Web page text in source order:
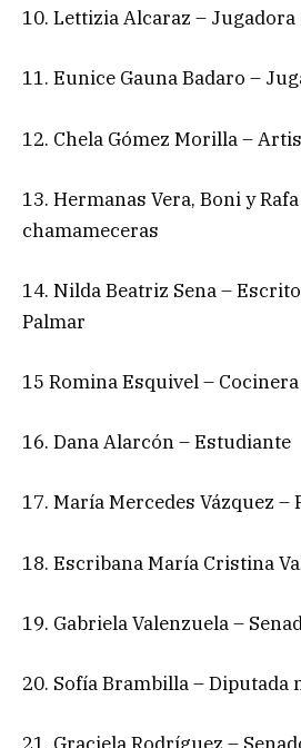
10. Lettizia Alcaraz –
11. Eunice Gauna Badaro –
12. Chela Gómez Morilla –
13. Hermanas Vera, Boni y
chamameceras
14. Nilda Beatriz Sena –
Palmar
15 Romina Esquivel –
16. Dana Alarcón – Estudiante
17. María Mercedes Vázquez –
18. Escribana María Cristina
19. Gabriela Valenzuela –
20. Sofía Brambilla – Diputada